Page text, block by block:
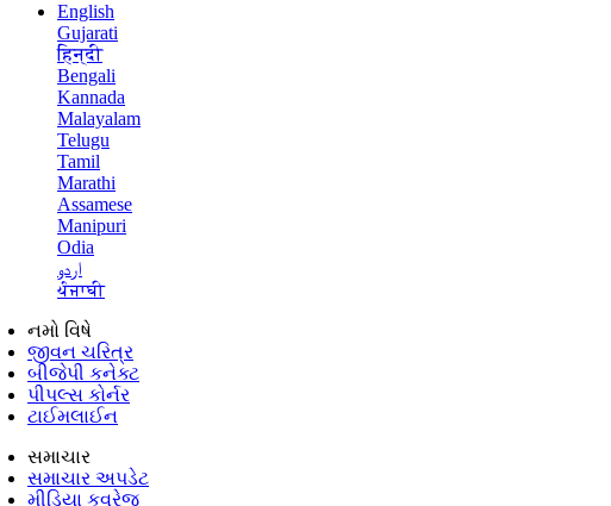
English
Gujarati
हिन्दी
Bengali
Kannada
Malayalam
Telugu
Tamil
Marathi
Assamese
Manipuri
Odia
اردو
ਪੰਜਾਬੀ
નમો વિષે
જીવન ચરિત્ર
બીજેપી કનેક્ટ
પીપલ્સ કોર્નર
ટાઈમલાઈન
સમાચાર
સમાચાર અપડેટ
મીડિયા કવરેજ